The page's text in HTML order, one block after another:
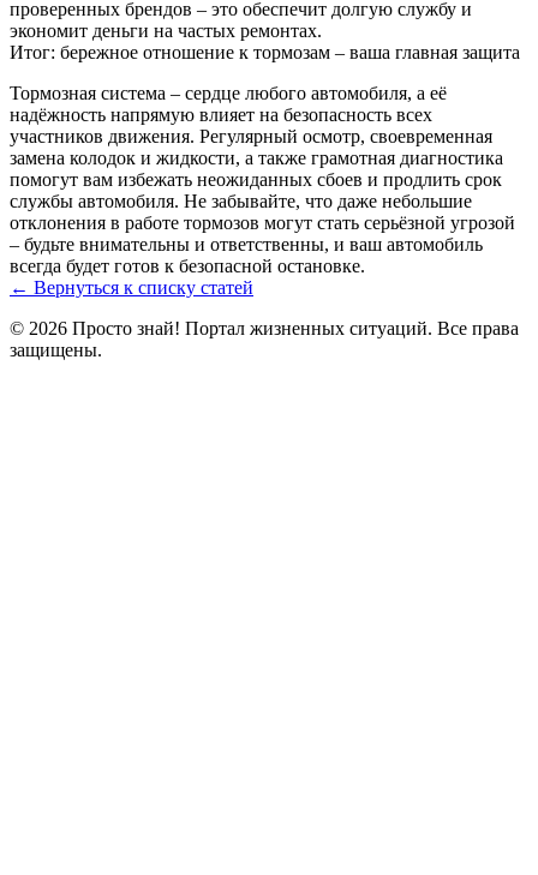
проверенных брендов – это обеспечит долгую службу и
экономит деньги на частых ремонтах.
Итог: бережное отношение к тормозам – ваша главная защита
Тормозная система – сердце любого автомобиля, а её
надёжность напрямую влияет на безопасность всех
участников движения. Регулярный осмотр, своевременная
замена колодок и жидкости, а также грамотная диагностика
помогут вам избежать неожиданных сбоев и продлить срок
службы автомобиля. Не забывайте, что даже небольшие
отклонения в работе тормозов могут стать серьёзной угрозой
– будьте внимательны и ответственны, и ваш автомобиль
всегда будет готов к безопасной остановке.
← Вернуться к списку статей
© 2026 Просто знай! Портал жизненных ситуаций. Все права
защищены.